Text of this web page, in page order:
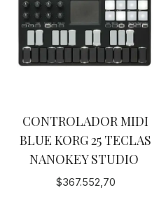
CONTROLADOR MIDI
BLUE KORG 25 TECLAS
NANOKEY STUDIO
$367.552,70